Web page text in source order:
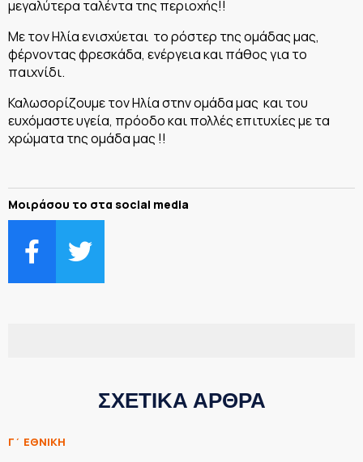
μεγαλύτερα ταλέντα της περιοχής!!
Με τον Ηλία ενισχύεται το ρόστερ της ομάδας μας,
φέρνοντας φρεσκάδα, ενέργεια και πάθος για το
παιχνίδι.
Καλωσορίζουμε τον Ηλία στην ομάδα μας και του
ευχόμαστε υγεία, πρόοδο και πολλές επιτυχίες με τα
χρώματα της ομάδα μας !!
Μοιράσου το στα social media
ΣΧΕΤΙΚΑ ΑΡΘΡΑ
Γ΄ ΕΘΝΙΚΗ